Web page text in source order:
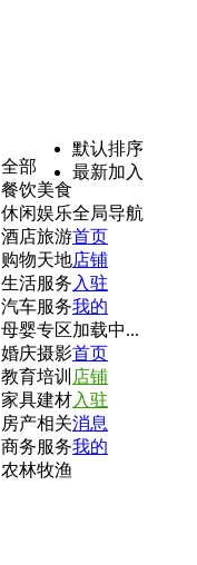
全部
餐饮美食
休闲娱乐
酒店旅游
购物天地
生活服务
汽车服务
母婴专区
婚庆摄影
教育培训
家具建材
房产相关
商务服务
农林牧渔
默认排序
最新加入
全局导航
首页
店铺
入驻
我的
加载中...
首页
店铺
入驻
消息
我的